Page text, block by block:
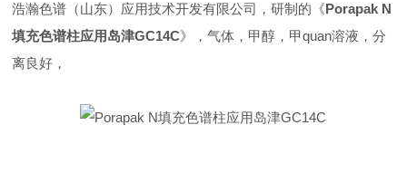
浩瀚色谱（山东）应用技术开发有限公司，研制的《Porapak N
填充色谱柱应用岛津GC14C》，气体，甲醇，甲quan溶液，分
离良好，